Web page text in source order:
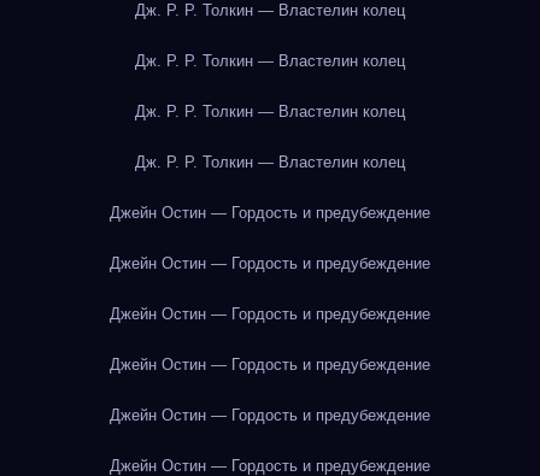
Дж. Р. Р. Толкин — Властелин колец
Дж. Р. Р. Толкин — Властелин колец
Дж. Р. Р. Толкин — Властелин колец
Дж. Р. Р. Толкин — Властелин колец
Джейн Остин — Гордость и предубеждение
Джейн Остин — Гордость и предубеждение
Джейн Остин — Гордость и предубеждение
Джейн Остин — Гордость и предубеждение
Джейн Остин — Гордость и предубеждение
Джейн Остин — Гордость и предубеждение